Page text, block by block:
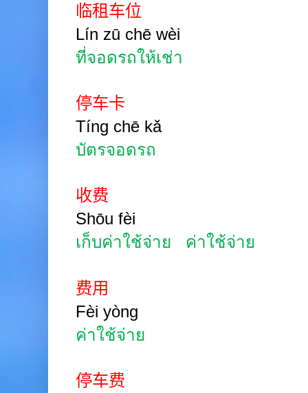
临租车位
Lín zū chē wèi
ที่จอดรถให้เช่า
停车卡
Tíng chē kǎ
บัตรจอดรถ
收费
Shōu fèi
เก็บค่าใช้จ่าย
ค่าใช้จ่าย
费用
Fèi yòng
ค่าใช้จ่าย
停车费